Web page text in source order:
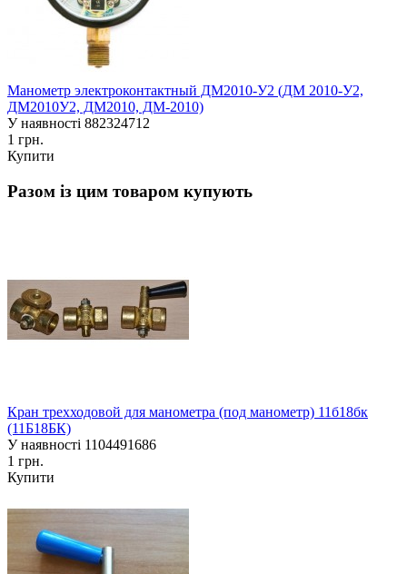
Манометр электроконтактный ДМ2010-У2 (ДМ 2010-У2,
ДМ2010У2, ДМ2010, ДМ-2010)
У наявності 882324712
1 грн.
Купити
Разом із цим товаром купують
Кран трехходовой для манометра (под манометр) 11б18бк
(11Б18БК)
У наявності 1104491686
1 грн.
Купити